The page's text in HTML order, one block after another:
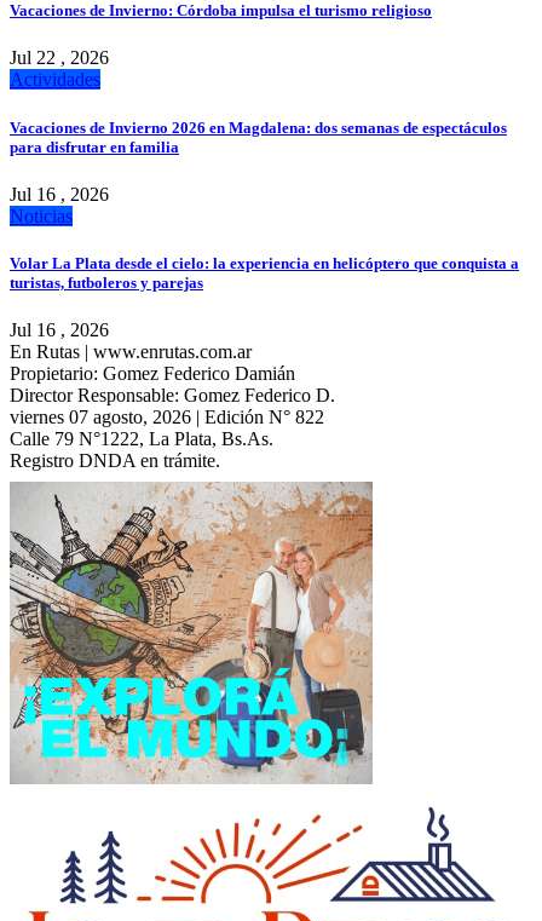
Vacaciones de Invierno: Córdoba impulsa el turismo religioso
Jul 22 , 2026
Actividades
Vacaciones de Invierno 2026 en Magdalena: dos semanas de espectáculos
para disfrutar en familia
Jul 16 , 2026
Noticias
Volar La Plata desde el cielo: la experiencia en helicóptero que conquista a
turistas, futboleros y parejas
Jul 16 , 2026
En Rutas | www.enrutas.com.ar
Propietario: Gomez Federico Damián
Director Responsable: Gomez Federico D.
viernes 07 agosto, 2026 | Edición N° 822
Calle 79 N°1222, La Plata, Bs.As.
Registro DNDA en trámite.